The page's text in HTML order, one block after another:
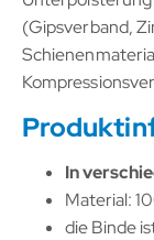
(Gipsverband,
In
Material:
die Binde